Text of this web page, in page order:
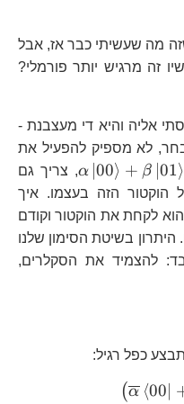
מה שעשיתי כבר אז, אבל
זה מרגיש יותר פורמלי?
אליה והיא די מעצבנת -
α ∣00⟩ + β ∣01⟩
, צריך גם
הזה בעצמו. איך
לקחת את הוקטור וקודם
בשיטת הסימון שלנו
להצמיד את הסקלרים,
כפל רגיל:
(α ⟨00